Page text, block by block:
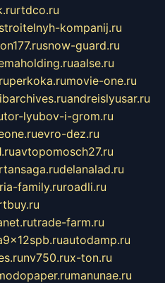
rtdco.ru
kompanij.ru
snow-guard.ru
aalse.ru
perkoka.rumovie-one.ru
andreislyusar.ru
tor-lyubov-i-grom.ru
evro-dez.ru
avtopomosch27.ru
delanalad.ru
family.ruroadli.ru
trade-farm.ru
autodamp.ru
nv750.rux-ton.ru
manunae.ru